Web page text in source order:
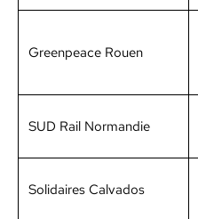
Green­peace Rouen
SUD Rail Nor­mandie
Sol­idaires Cal­va­dos